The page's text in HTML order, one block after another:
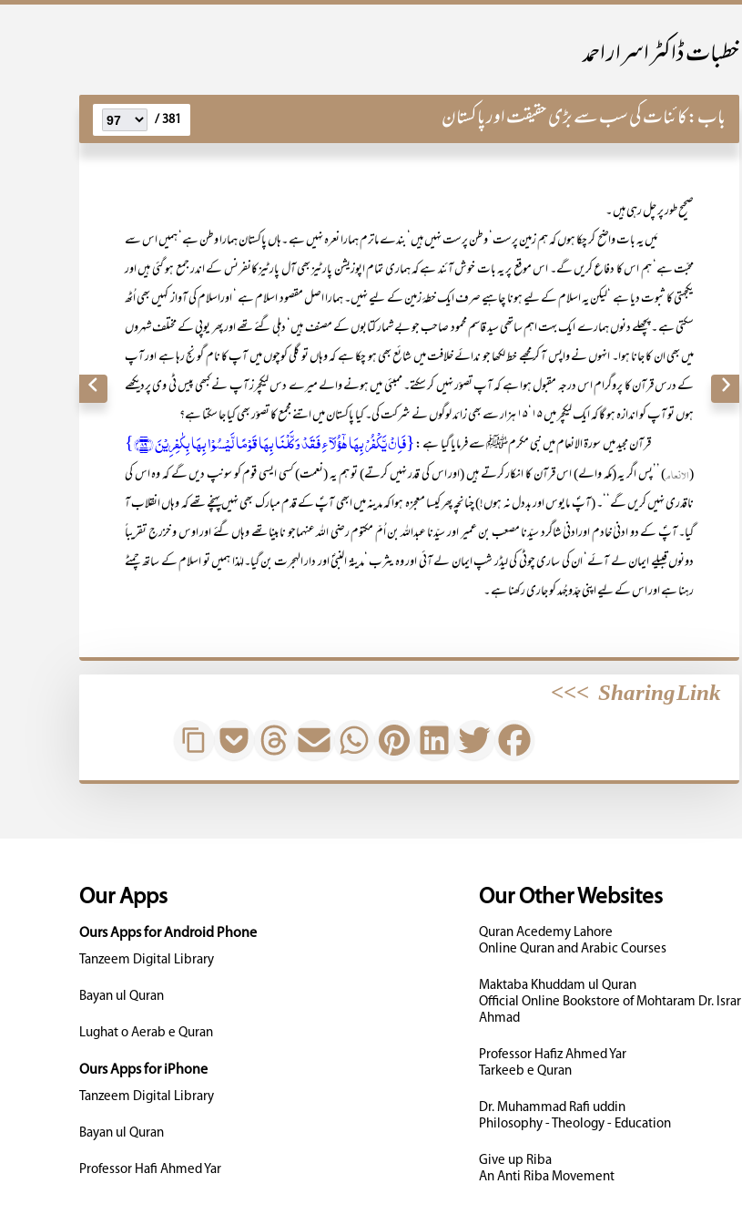
خطبات ڈاکٹر اسرار احمد
باب:کائنات کی سب سے بڑی حقیقت اور پاکستان 381 /
صحیح طور پر چل رہی ہیں ۔
مَیں یہ بات واضح کر چکا ہوں کہ ہم زمین پرست‘ وطن پرست نہیں ہیں‘ بندے ماترم ہمارا نعرہ نہیں ہے ۔ہاں پاکستان ہمارا وطن ہے‘ ہمیں اس سے
محبّت ہے‘ ہم اس کا دفاع کریں گے۔ اس موقع پر یہ بات خوش آئند ہے کہ ہماری تمام اپوزیشن پارٹیز بھی آل پارٹیز کانفرنس کے اندر جمع ہو گئی ہیں اور
یکجہتی کا ثبوت دیا ہے ‘لیکن یہ اسلام کے لیے ہونا چاہیے صرف ایک خطۂ زمین کے لیے نہیں۔ ہمارا اصل مقصود اسلام ہے ‘ اوراسلام کی آواز کہیں بھی اُٹھ
سکتی ہے ۔ پچھلے دنوں ہمارے ایک بہت اہم ساتھی سید قاسم محمود صاحب جو بے شمار کتابوں کے مصنف ہیں‘ دہلی گئے تھے اور پھر یوپی کے مختلف شہروں
میں بھی ان کا جانا ہوا۔ انہوں نے واپس آ کر مجھے خط لکھا جو ندائے خلافت میں شائع بھی ہو چکا ہے کہ وہاں تو گلی کوچوں میں آپ کا نام گونج رہا ہے اور آپ
کے درس قرآن کا پروگرام اس درجہ مقبول ہوا ہے کہ آپ تصوّر نہیں کر سکتے۔ ممبئی میں ہونے والے میرے دس لیکچرز آپ نے کبھی پیس ٹی وی پردیکھے
ہوں تو آپ کو اندازہ ہو گا کہ ایک لیکچر میں ۱۵‘۱۵ ہزار سے بھی زائد لوگوں نے شرکت کی۔ کیا پاکستان میں اتنے مجمع کا تصوّر بھی کیا جا سکتا ہے؟
قرآن مجید میں سورۃ الانعام میں نبی مکرمﷺ سے فرمایا گیا ہے :{فَاِنۡ یَّکۡفُرۡ بِہَا ہٰۤؤُلَآءِ فَقَدۡ وَکَّلۡنَا بِہَا قَوۡمًا لَّیۡسُوۡا بِہَا بِکٰفِرِیۡنَ ﴿۸۹﴾}
(الانعام) ’’پس اگر یہ (مکہ والے) اس قرآن کا انکار کرتے ہیں (اور اس کی قدر نہیں کرتے) تو ہم یہ (نعمت) کسی ایسی قوم کو سونپ دیں گے کہ وہ اس کی
ناقدری نہیں کریں گے‘‘۔ (آپؐ مایوس اور بددل نہ ہوں!) چنانچہ پھر کیسا معجزہ ہوا کہ مدینہ میں ابھی آپؐ کے قدم مبارک بھی نہیں پہنچے تھے کہ وہاں انقلاب آ
گیا۔ آپؐ کے دو ادنیٰ خادم اورادنیٰ شاگرد سیّدنا مصعب بن عمیر اور سیّدنا عبداللہ بن اُمّ مکتوم رضی اللہ عنہماجو نابینا تھے وہاں گئے اور اوس و خزرج تقریباً
دونوں قبیلے ایمان لے آئے‘ ان کی ساری چوٹی کی لیڈر شپ ایمان لے آئی اور وہ یثرب ‘مدینۃ النبیؐ اور دار الہجرت بن گیا۔لہٰذا ہمیں تو اسلام کے ساتھ چمٹے
رہنا ہے اور اس کے لیے اپنی جدّوجُہد کو جاری رکھنا ہے ۔
Sharing Link
>>>
Our Other Websites
Quran Acedemy Lahore
Online Quran and Arabic Courses
Maktaba Khuddam ul Quran
Official Online Bookstore of Mohtaram Dr. Israr
Ahmad
Professor Hafiz Ahmed Yar
Tarkeeb e Quran
Dr. Muhammad Rafi uddin
Philosophy - Theology - Education
Give up Riba
An Anti Riba Movement
Our Apps
Ours Apps for Android Phone
Tanzeem Digital Library
Bayan ul Quran
Lughat o Aerab e Quran
Ours Apps for iPhone
Tanzeem Digital Library
Bayan ul Quran
Professor Hafi Ahmed Yar